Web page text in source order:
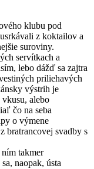
klubu pod
z koktailov a
suroviny.
servítkach a
lebo dážď sa zajtra
priliehavých
výstrih je
alebo
čo na seba
o výmene
bratrancovej svadby s
takmer
naopak, ústa